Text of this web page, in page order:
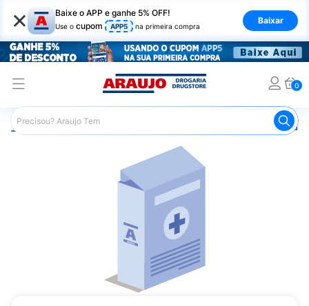
× Baixe o APP e ganhe 5% OFF!
Use o cupom APP5 na primeira compra
Baixar
0
Araujo Medicamentos